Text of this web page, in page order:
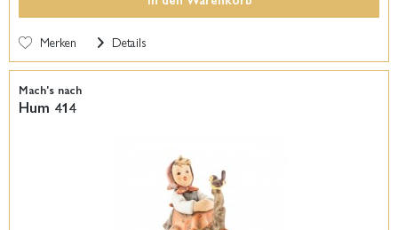
Merken Details
Mach's nach
Hum 414